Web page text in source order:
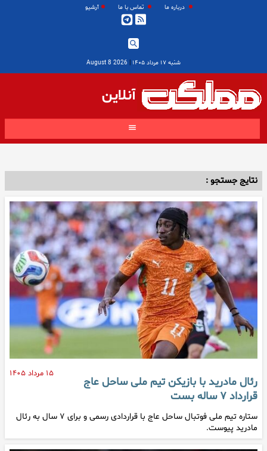
درباره ما تماس با ما آرشیو
شنبه ۱۷ مرداد ۱۴۰۵ |
2026 August 8
آنلاین
نتایج جستجو :
۱۵ مرداد ۱۴۰۵
رئال مادرید با بازیکن تیم ملی ساحل عاج
قرارداد ۷ ساله بست
ستاره تیم ملی فوتبال ساحل عاج با قراردادی رسمی و برای ۷ سال به رئال
مادرید پیوست.